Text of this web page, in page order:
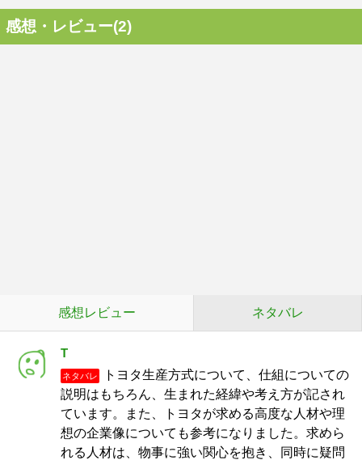
感想・レビュー(2)
感想レビュー ネタバレ
T
ネタバレ
トヨタ生産方式について、仕組についての
説明はもちろん、生まれた経緯や考え方が記され
ています。また、トヨタが求める高度な人材や理
想の企業像についても参考になりました。求めら
れる人材は、物事に強い関心を抱き、同時に疑問